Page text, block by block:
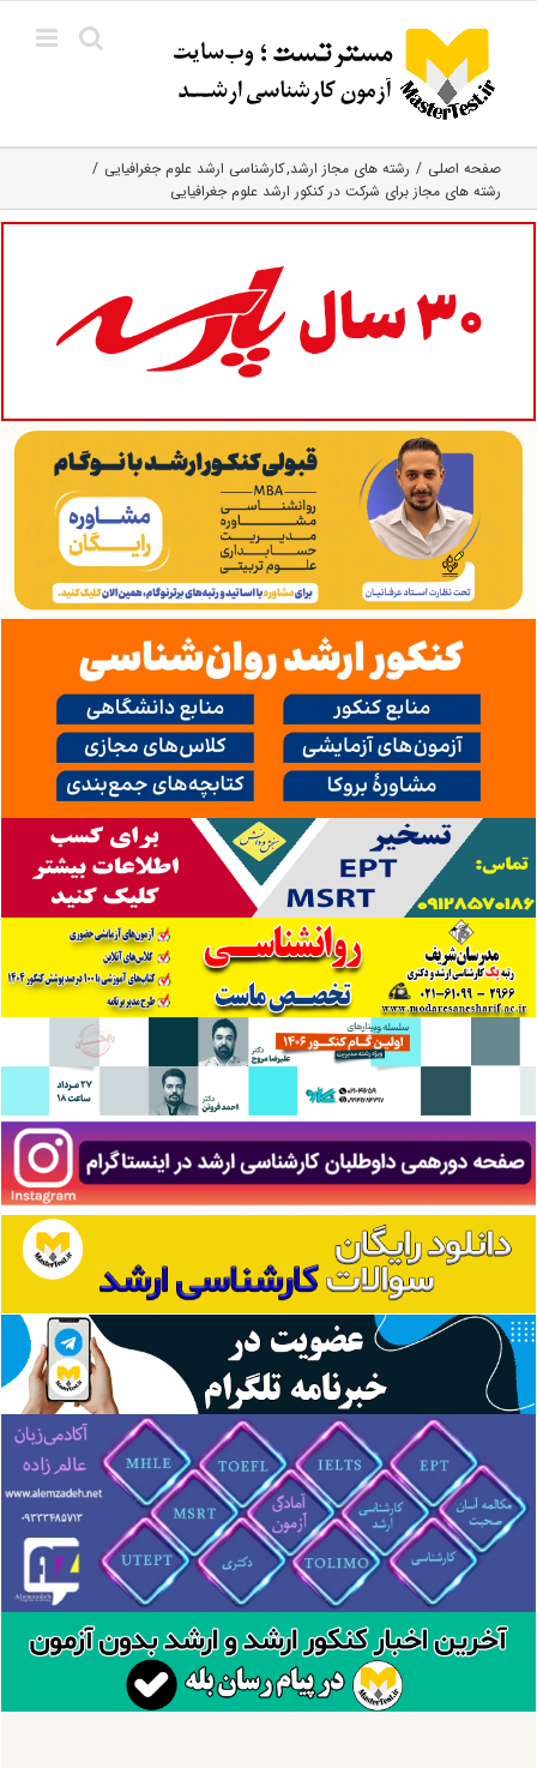
content
صفحه اصلی رشته های مجاز ارشد کارشناسی ارشد علوم جغرافیایی
رشته های مجاز برای شرکت در کنکور ارشد علوم جغرافیایی